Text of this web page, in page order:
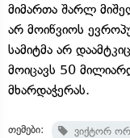
მიმართა შარლ
არ მოიწვიოს
სამიტმა არ
მოიცავს 50
მხარდაჭერას.
თემები: ვიქტორ